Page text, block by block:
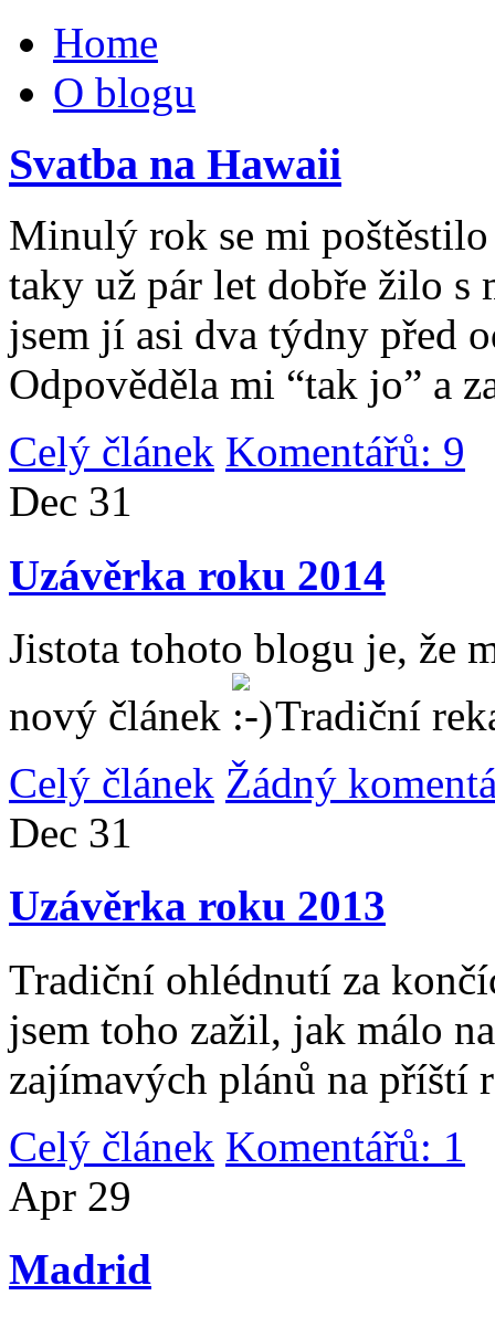
Home
O blogu
Svatba na Hawaii
Minulý rok se mi
taky už pár let dobře žilo
jsem jí asi dva týdny před
Odpověděla mi “tak jo” a
Celý článek Komentářů: 9
Dec 31
Uzávěrka roku 2014
Jistota tohoto blogu je, že
nový článek
Tradiční
Celý článek Žádný
Dec 31
Uzávěrka roku 2013
Tradiční ohlédnutí za
jsem toho zažil, jak málo
zajímavých plánů na příští
Celý článek Komentářů: 1
Apr 29
Madrid